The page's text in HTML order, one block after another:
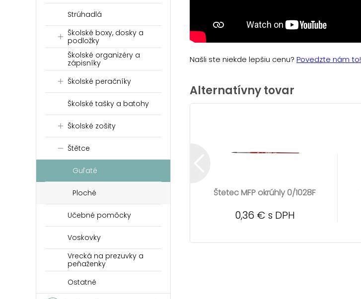
Strúhadlá
Školské boxy, dosky a
podložky
Školské organizéry a
zápisníky
Školské peračníky
Školské tašky a batohy
Školské zošity
Štětce
Guľaté
Ploché
Učebné pomôcky
Voskovky
Vrecká na prezuvky a
peňaženky
Ostatné
Našli ste niekde lepšiu cenu? Povedzte nám to!
Alternatívny tovar
Štetec MFP okrúhly 0/1028F
0,36 € s DPH